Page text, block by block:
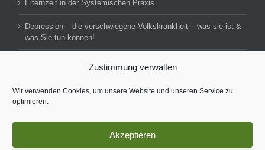
Zustimmung verwalten
Wir verwenden Cookies, um unsere Website und unseren Service zu
optimieren.
Akzeptieren
Elternzeit in der Systemischen Praxis
Depression – die verschwiegene Volkskrankheit – was sie ist &
was Sie tun können!
Impressum Datenschutzerklärung